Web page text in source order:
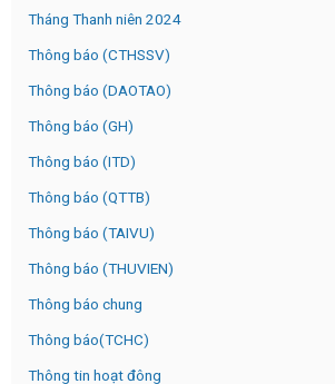
Tháng Thanh niên 2024
Thông báo (CTHSSV)
Thông báo (DAOTAO)
Thông báo (GH)
Thông báo (ITD)
Thông báo (QTTB)
Thông báo (TAIVU)
Thông báo (THUVIEN)
Thông báo chung
Thông báo(TCHC)
Thông tin hoạt đông